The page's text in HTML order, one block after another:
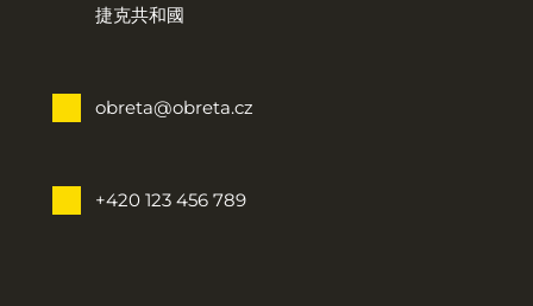
捷克共和國
obreta@obreta.cz
+420 123 456 789